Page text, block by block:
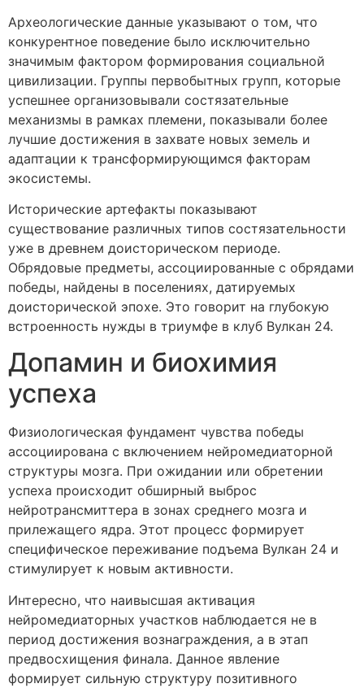
Археологические данные указывают о том, что
конкурентное поведение было исключительно
значимым фактором формирования социальной
цивилизации. Группы первобытных групп, которые
успешнее организовывали состязательные
механизмы в рамках племени, показывали более
лучшие достижения в захвате новых земель и
адаптации к трансформирующимся факторам
экосистемы.
Исторические артефакты показывают
существование различных типов состязательности
уже в древнем доисторическом периоде.
Обрядовые предметы, ассоциированные с обрядами
победы, найдены в поселениях, датируемых
доисторической эпохе. Это говорит на глубокую
встроенность нужды в триумфе в клуб Вулкан 24.
Допамин и биохимия
успеха
Физиологическая фундамент чувства победы
ассоциирована с включением нейромедиаторной
структуры мозга. При ожидании или обретении
успеха происходит обширный выброс
нейротрансмиттера в зонах среднего мозга и
прилежащего ядра. Этот процесс формирует
специфическое переживание подъема Вулкан 24 и
стимулирует к новым активности.
Интересно, что наивысшая активация
нейромедиаторных участков наблюдается не в
период достижения вознаграждения, а в этап
предвосхищения финала. Данное явление
формирует сильную структуру позитивного